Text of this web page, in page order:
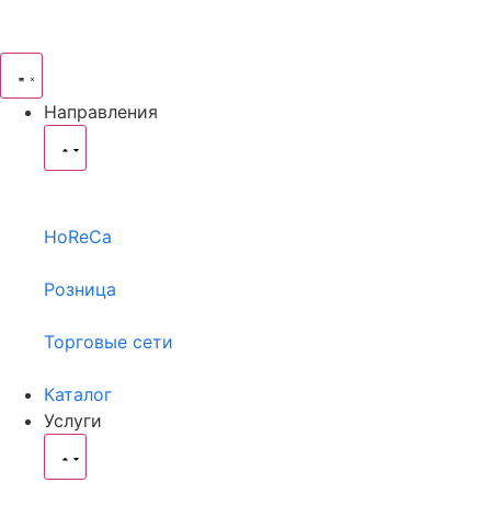
Направления
HoReCa
Розница
Торговые сети
Каталог
Услуги